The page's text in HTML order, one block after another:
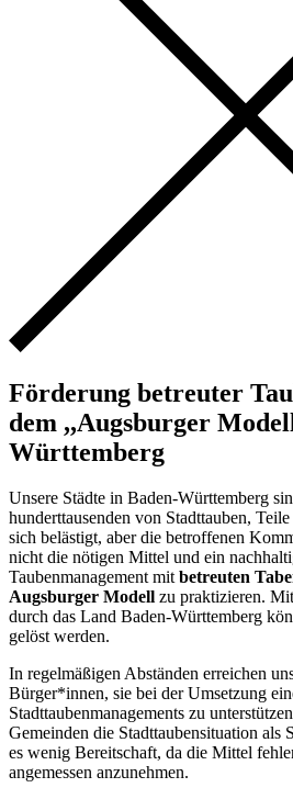
Förderung betreuter
dem ,,Augsburger
Württemberg
Unsere Städte in Baden-Württemberg
hunderttausenden von Stadttauben,
sich belästigt, aber die betroffenen
nicht die nötigen Mittel und ein
Taubenmanagement mitbetreuten
Augsburger Modell zu praktizieren.
durch das Land Baden-Württemberg
gelöst werden.
In regelmäßigen Abständen erreichen
Bürger*innen, sie bei der Umsetzung
Stadttaubenmanagements zu
Gemeinden die Stadttaubensituation als
es wenig Bereitschaft, da die Mittel
angemessen anzunehmen.